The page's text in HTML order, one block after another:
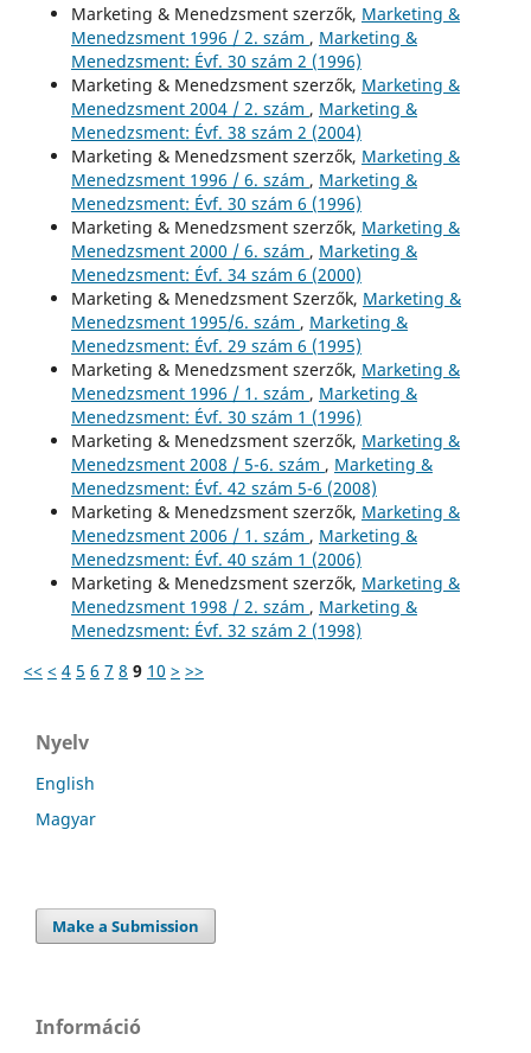
Marketing & Menedzsment szerzők, Marketing &
Menedzsment 1996 / 2. szám , Marketing &
Menedzsment: Évf. 30 szám 2 (1996)
Marketing & Menedzsment szerzők, Marketing &
Menedzsment 2004 / 2. szám , Marketing &
Menedzsment: Évf. 38 szám 2 (2004)
Marketing & Menedzsment szerzők, Marketing &
Menedzsment 1996 / 6. szám , Marketing &
Menedzsment: Évf. 30 szám 6 (1996)
Marketing & Menedzsment szerzők, Marketing &
Menedzsment 2000 / 6. szám , Marketing &
Menedzsment: Évf. 34 szám 6 (2000)
Marketing & Menedzsment Szerzők, Marketing &
Menedzsment 1995/6. szám , Marketing &
Menedzsment: Évf. 29 szám 6 (1995)
Marketing & Menedzsment szerzők, Marketing &
Menedzsment 1996 / 1. szám , Marketing &
Menedzsment: Évf. 30 szám 1 (1996)
Marketing & Menedzsment szerzők, Marketing &
Menedzsment 2008 / 5-6. szám , Marketing &
Menedzsment: Évf. 42 szám 5-6 (2008)
Marketing & Menedzsment szerzők, Marketing &
Menedzsment 2006 / 1. szám , Marketing &
Menedzsment: Évf. 40 szám 1 (2006)
Marketing & Menedzsment szerzők, Marketing &
Menedzsment 1998 / 2. szám , Marketing &
Menedzsment: Évf. 32 szám 2 (1998)
<< < 4 5 6 7 8 9 10 > >>
Nyelv
English
Magyar
Make a Submission
Információ